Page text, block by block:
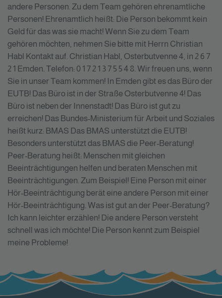
andere Personen. Zu dem Team gehören ehrenamtliche
Personen! Ehrenamtlich heißt: Die Person bekommt kein
Geld für das was sie macht! Wenn Sie zu dem Team
gehören möchten, nehmen Sie bitte mit Herrn Christian
Habl Kontakt auf. Christian Habl, Osterbutvenne 4, in 2 6 7
2 1 Emden. Telefon: 0 1 7 2 1 3 7 5 5 4 8. Wir freuen uns, wenn
Sie in unser Team kommen! In Emden gibt es das Büro der
EUTB! Das Büro ist in der Straße Osterbutvenne 4! Das
Büro ist neben der Innenstadt! Das Büro ist gut zu
erreichen! Das Bundes-Ministerium für Arbeit und Soziales
heißt kurz: BMAS Das BMAS unterstützt die EUTB!
Besonders unterstützt das BMAS die Peer-Beratung!
Peer-Beratung heißt: Menschen mit gleichen
Beeinträchtigungen helfen und beraten Menschen mit
Beeinträchtigungen. Zum Beispiel! Eine Person mit einer
Hör-Beeinträchtigung berät eine andere Person mit einer
Hör-Beeinträchtigung. Was ist gut an der Peer-Beratung?
Ich kann leichter erzählen! Die andere Person versteht
schnell was ich möchte! Die Person kennt zum Beispiel
meine Probleme!